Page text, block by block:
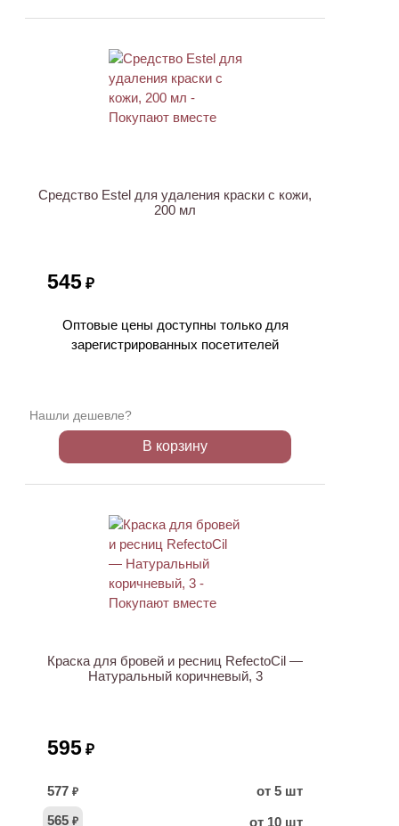
Средство Estel для удаления краски с кожи,
200 мл
545 ₽
Оптовые цены доступны только для
зарегистрированных посетителей
Нашли дешевле?
В корзину
Краска для бровей и ресниц RefectoCil —
Натуральный коричневый, 3
595 ₽
577 ₽
от 5 шт
565 ₽ от 10 шт